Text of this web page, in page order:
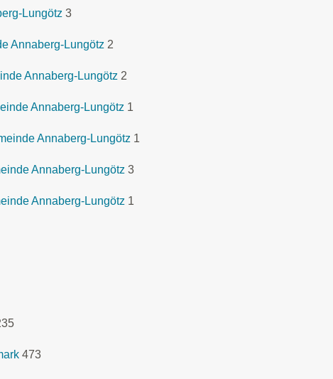
Lungötz 3
Annaberg-Lungötz 2
Annaberg-Lungötz 2
Annaberg-Lungötz 1
Annaberg-Lungötz 1
Annaberg-Lungötz 3
Annaberg-Lungötz 1
473